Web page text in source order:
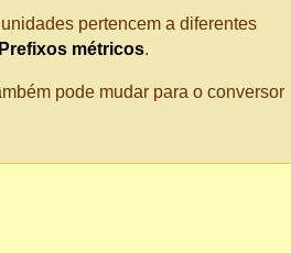
pertencem a diferentes
Prefixos métricos.
pode mudar para o conversor